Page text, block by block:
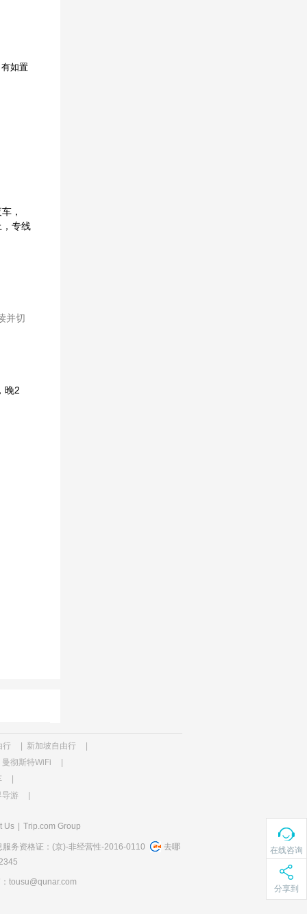
如置
，
专线
并切
晚2
行 新加坡自由行
曼彻斯特WiFi
游
Us Trip.com Group
服务资格证：(京)-非经营性-2016-0110
去哪
tousu@qunar.com
在线咨询
分享到